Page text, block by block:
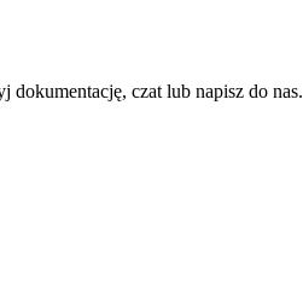
dokumentację, czat lub napisz do nas.